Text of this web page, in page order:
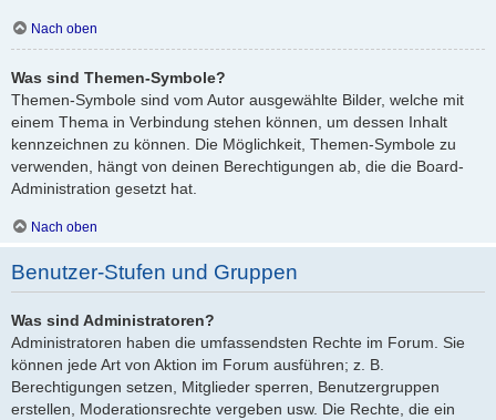
Nach oben
Was sind Themen-Symbole?
Themen-Symbole sind vom Autor ausgewählte Bilder, welche mit
einem Thema in Verbindung stehen können, um dessen Inhalt
kennzeichnen zu können. Die Möglichkeit, Themen-Symbole zu
verwenden, hängt von deinen Berechtigungen ab, die die Board-
Administration gesetzt hat.
Nach oben
Benutzer-Stufen und Gruppen
Was sind Administratoren?
Administratoren haben die umfassendsten Rechte im Forum. Sie
können jede Art von Aktion im Forum ausführen; z. B.
Berechtigungen setzen, Mitglieder sperren, Benutzergruppen
erstellen, Moderationsrechte vergeben usw. Die Rechte, die ein